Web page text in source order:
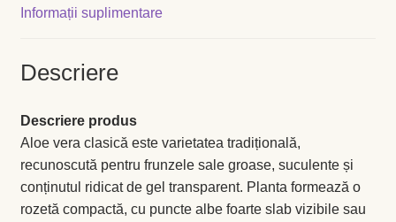
Termeni și condiții
Informații suplimentare
Descriere
Descriere produs
Aloe vera clasică este varietatea tradițională,
recunoscută pentru frunzele sale groase, suculente și
conținutul ridicat de gel transparent. Planta formează o
rozetă compactă, cu puncte albe foarte slab vizibile sau